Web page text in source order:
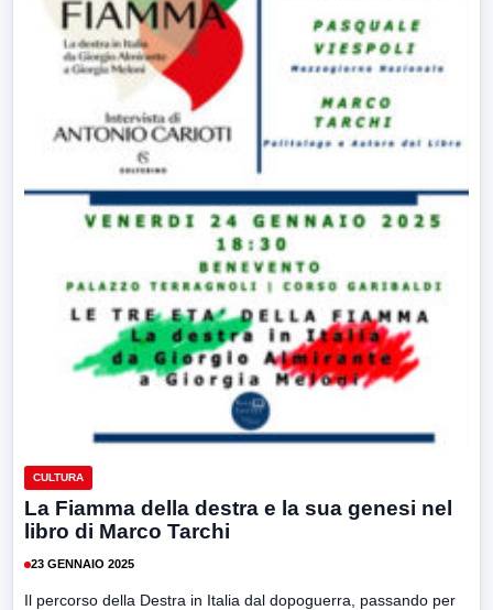
CULTURA
La Fiamma della destra e la sua genesi nel
libro di Marco Tarchi
23 GENNAIO 2025
Il percorso della Destra in Italia dal dopoguerra, passando per